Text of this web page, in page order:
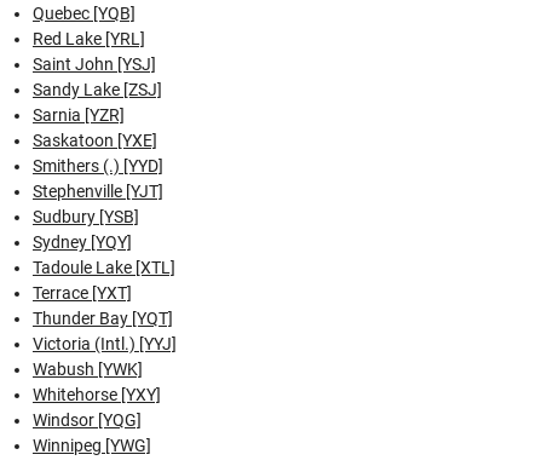
Quebec [YQB]
Red Lake [YRL]
Saint John [YSJ]
Sandy Lake [ZSJ]
Sarnia [YZR]
Saskatoon [YXE]
Smithers (.) [YYD]
Stephenville [YJT]
Sudbury [YSB]
Sydney [YQY]
Tadoule Lake [XTL]
Terrace [YXT]
Thunder Bay [YQT]
Victoria (Intl.) [YYJ]
Wabush [YWK]
Whitehorse [YXY]
Windsor [YQG]
Winnipeg [YWG]